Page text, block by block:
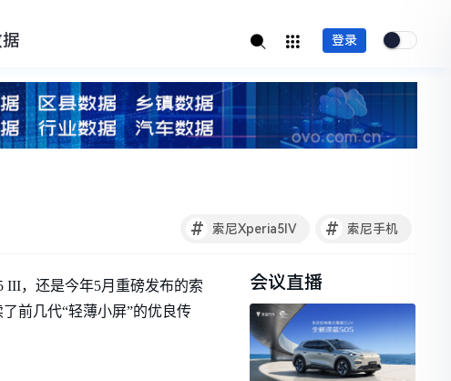
登录
# 索尼Xperia5IV # 索尼手机
III，还是今年5月重磅发布的索
前几代“轻薄小屏”的优良传
会议直播